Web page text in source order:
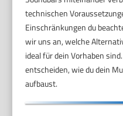
technischen
Einschränkungen du
wir uns an, welche
ideal für dein Vorhaben
entscheiden, wie du dein
aufbaust.